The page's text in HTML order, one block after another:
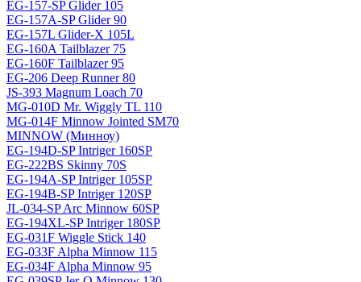
EG-157-SP Glider 105
EG-157A-SP Glider 90
EG-157L Glider-X 105L
EG-160A Tailblazer 75
EG-160F Tailblazer 95
EG-206 Deep Runner 80
JS-393 Magnum Loach 70
MG-010D Mr. Wiggly TL 110
MG-014F Minnow Jointed SM70
MINNOW (Минноу)
EG-194D-SP Intriger 160SP
EG-222BS Skinny 70S
EG-194A-SP Intriger 105SP
EG-194B-SP Intriger 120SP
JL-034-SP Arc Minnow 60SP
EG-194XL-SP Intriger 180SP
EG-031F Wiggle Stick 140
EG-033F Alpha Minnow 115
EG-034F Alpha Minnow 95